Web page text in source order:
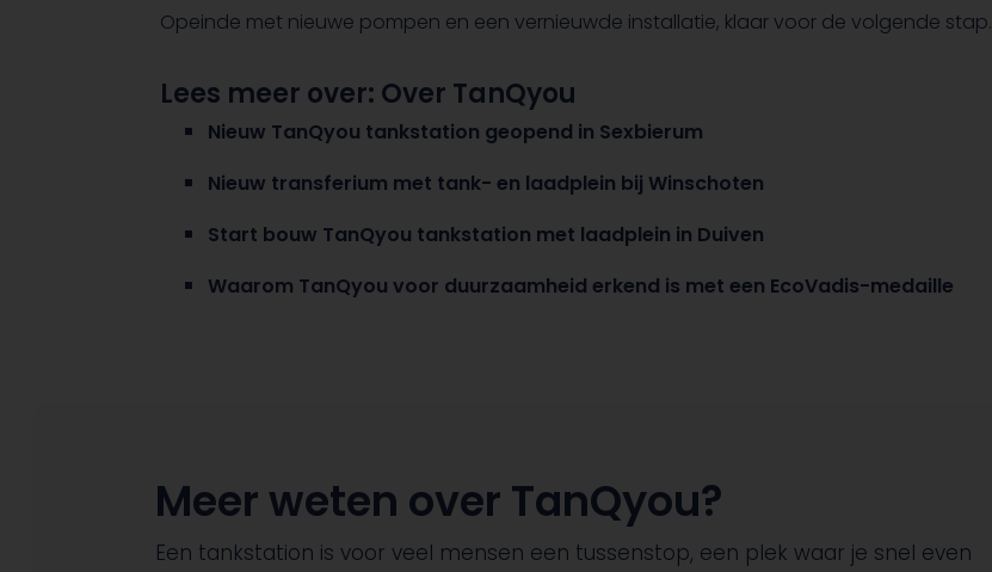
Opeinde met nieuwe pompen en een vernieuwde installatie, klaar voor de volgende stap.
Lees meer over: Over TanQyou
Nieuw TanQyou tankstation geopend in Sexbierum
Nieuw transferium met tank- en laadplein bij Winschoten
Start bouw TanQyou tankstation met laadplein in Duiven
Waarom TanQyou voor duurzaamheid erkend is met een EcoVadis-medaille
Meer weten over TanQyou?
Een tankstation is voor veel mensen een tussenstop, een plek waar je snel even